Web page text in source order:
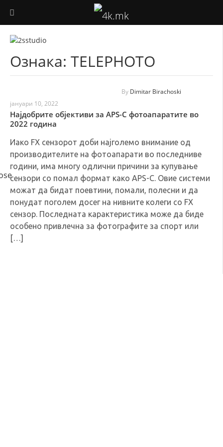
ФОТОГРАФИЈА
ВИДЕО ПРОДУКЦИЈА
АУДИО
КОРИСНО
Ознака: TELEPHOTO
By Dimitar Birachoski
јануари 10, 2022
Најдобрите објективи за APS-C фотоапаратите во
2022 година
Иако FX сензорот доби најголемо внимание од
производителите на фотоапарати во последниве
години, има многу одлични причини за купување
сензори со помал формат како APS-C. Овие системи
можат да бидат поевтини, помали, полесни и да
понудат поголем досег на нивните колеги со FX
сензор. Последната карактеристика може да биде
особено привлечна за фотографите за спорт или
[…]